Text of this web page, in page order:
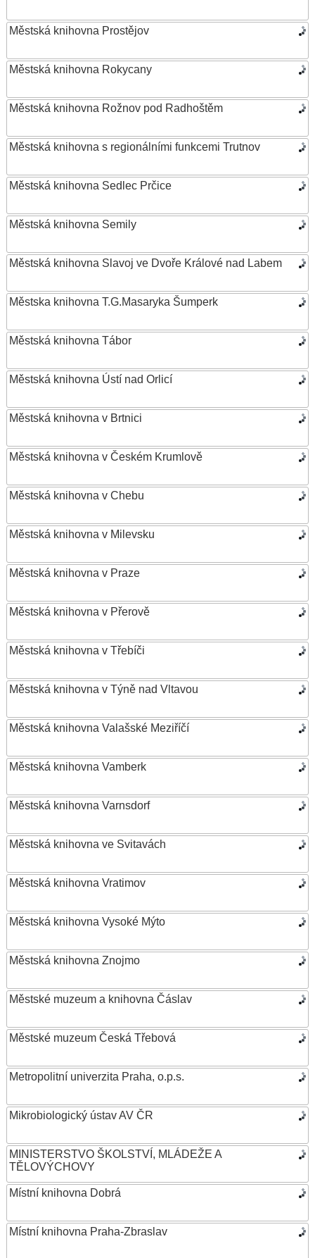
Městská knihovna Prostějov
Městská knihovna Rokycany
Městská knihovna Rožnov pod Radhoštěm
Městská knihovna s regionálními funkcemi Trutnov
Městská knihovna Sedlec Prčice
Městská knihovna Semily
Městská knihovna Slavoj ve Dvoře Králové nad Labem
Městska knihovna T.G.Masaryka Šumperk
Městská knihovna Tábor
Městská knihovna Ústí nad Orlicí
Městská knihovna v Brtnici
Městská knihovna v Českém Krumlově
Městská knihovna v Chebu
Městská knihovna v Milevsku
Městská knihovna v Praze
Městská knihovna v Přerově
Městská knihovna v Třebíči
Městská knihovna v Týně nad Vltavou
Městská knihovna Valašské Meziříčí
Městská knihovna Vamberk
Městská knihovna Varnsdorf
Městská knihovna ve Svitavách
Městská knihovna Vratimov
Městská knihovna Vysoké Mýto
Městská knihovna Znojmo
Městské muzeum a knihovna Čáslav
Městské muzeum Česká Třebová
Metropolitní univerzita Praha, o.p.s.
Mikrobiologický ústav AV ČR
MINISTERSTVO ŠKOLSTVÍ, MLÁDEŽE A
TĚLOVÝCHOVY
Místní knihovna Dobrá
Místní knihovna Praha-Zbraslav